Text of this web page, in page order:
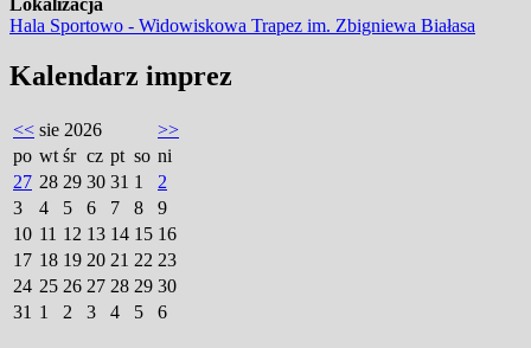
Hala Sportowo - Widowiskowa Trapez im. Zbigniewa Białasa
Kalendarz imprez
<< sie 2026
>>
po wt śr cz pt so ni
27 28 29 30 31 1
2
3
4 5 6 7 8
9
10 11 12 13 14 15 16
17 18 19 20 21 22 23
24 25 26 27 28 29 30
31 1 2 3 4 5 6